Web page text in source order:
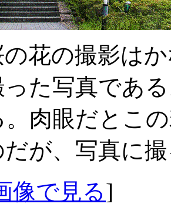
花の撮影は
た写真であ
。肉眼だとこ
だが、写真に
像で見る]